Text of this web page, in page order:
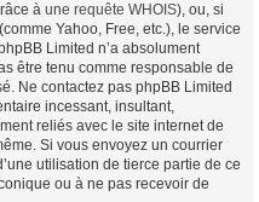
à une requête WHOIS), ou, si
Yahoo, Free, etc.), le service
Limited n’a absolument
être tenu comme responsable de
Ne contactez pas phpBB Limited
incessant, insultant,
reliés avec le site internet de
Si vous envoyez un courrier
utilisation de tierce partie de ce
ou à ne pas recevoir de